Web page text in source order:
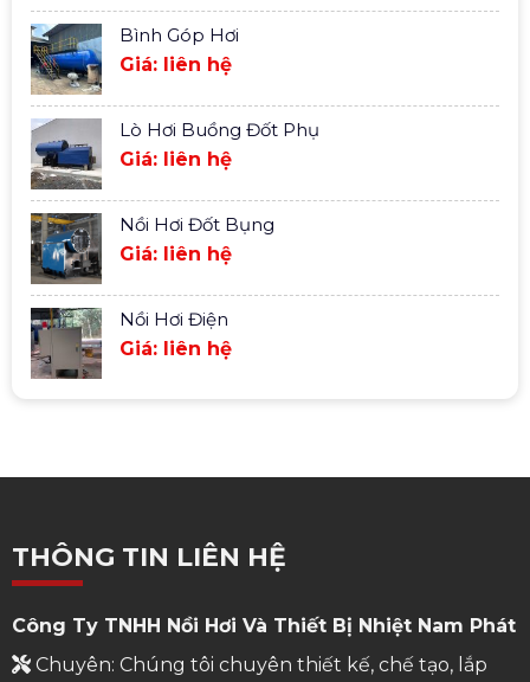
Bình Góp Hơi
Giá: liên hệ
Lò Hơi Buồng Đốt Phụ
Giá: liên hệ
Nồi Hơi Đốt Bụng
Giá: liên hệ
Nồi Hơi Điện
Giá: liên hệ
THÔNG TIN LIÊN HỆ
Công Ty TNHH Nồi Hơi Và Thiết Bị Nhiệt Nam Phát
Chuyên: Chúng tôi chuyên thiết kế, chế tạo, lắp